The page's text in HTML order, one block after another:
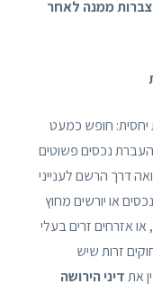
ממנה לאחר
יחסית: חופש כמעט
העברת נכסים פשוטים
דרך הרשם לענייני
או יורשים מחוץ
אזרחים זרים בעלי
זרות שיש
אתדיני הירושה